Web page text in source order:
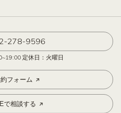
278-9596
定休日：火曜日
フォーム
で相談する